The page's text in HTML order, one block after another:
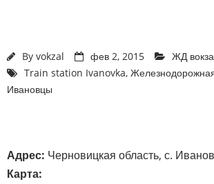
By vokzal фев 2, 2015 ЖД
Train station Ivanovka,
Ивановцы
Адрес: Черновицкая область, с.
Карта: